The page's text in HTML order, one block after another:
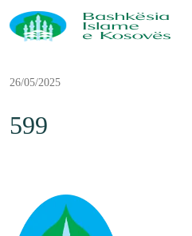
26/05/2025
599